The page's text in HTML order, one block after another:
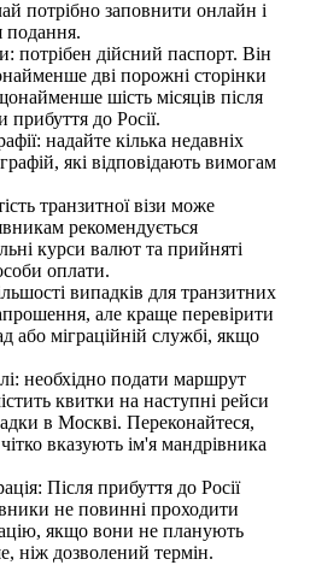
потрібно заповнити онлайн і
подання.
потрібен дійсний паспорт. Він
дві порожні сторінки
шість місяців після
прибуття до Росії.
надайте кілька недавніх
які відповідають вимогам
транзитної візи може
рекомендується
курси валют та прийняті
оплати.
випадків для транзитних
але краще перевірити
або міграційній службі, якщо
необхідно подати маршрут
квитки на наступні рейси
в Москві. Переконайтеся,
вказують ім'я мандрівника
Після прибуття до Росії
не повинні проходити
якщо вони не планують
ніж дозволений термін.